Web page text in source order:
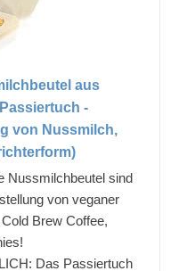
aus
-
von Nussmilch,
Nussmilchbeutel sind
von veganer
Brew Coffee,
Das Passiertuch